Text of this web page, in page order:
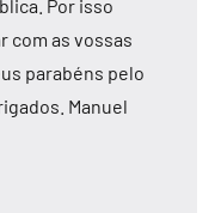
Por isso
com as vossas
parabéns pelo
Manuel